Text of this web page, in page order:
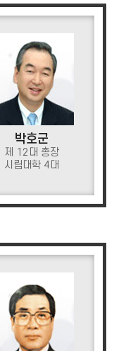
박호군
제 12대 총장
시립대학 4대